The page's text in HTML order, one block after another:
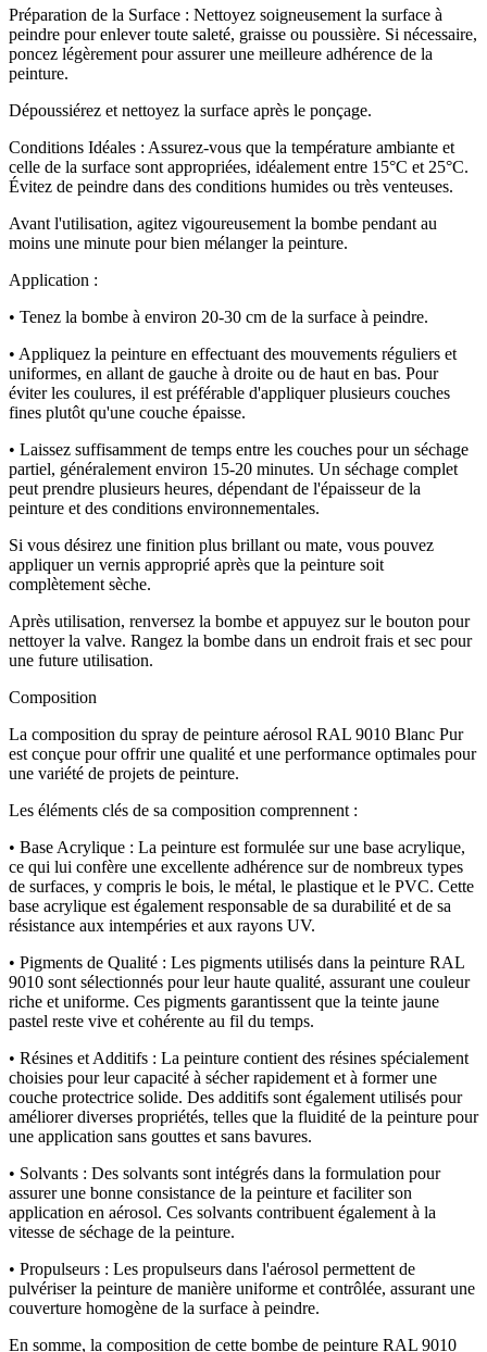
Préparation de la Surface : Nettoyez soigneusement la surface à
peindre pour enlever toute saleté, graisse ou poussière. Si nécessaire,
poncez légèrement pour assurer une meilleure adhérence de la
peinture.
Dépoussiérez et nettoyez la surface après le ponçage.
Conditions Idéales : Assurez-vous que la température ambiante et
celle de la surface sont appropriées, idéalement entre 15°C et 25°C.
Évitez de peindre dans des conditions humides ou très venteuses.
Avant l'utilisation, agitez vigoureusement la bombe pendant au
moins une minute pour bien mélanger la peinture.
Application :
• Tenez la bombe à environ 20-30 cm de la surface à peindre.
• Appliquez la peinture en effectuant des mouvements réguliers et
uniformes, en allant de gauche à droite ou de haut en bas. Pour
éviter les coulures, il est préférable d'appliquer plusieurs couches
fines plutôt qu'une couche épaisse.
• Laissez suffisamment de temps entre les couches pour un séchage
partiel, généralement environ 15-20 minutes. Un séchage complet
peut prendre plusieurs heures, dépendant de l'épaisseur de la
peinture et des conditions environnementales.
Si vous désirez une finition plus brillant ou mate, vous pouvez
appliquer un vernis approprié après que la peinture soit
complètement sèche.
Après utilisation, renversez la bombe et appuyez sur le bouton pour
nettoyer la valve. Rangez la bombe dans un endroit frais et sec pour
une future utilisation.
Composition
La composition du spray de peinture aérosol RAL 9010 Blanc Pur
est conçue pour offrir une qualité et une performance optimales pour
une variété de projets de peinture.
Les éléments clés de sa composition comprennent :
• Base Acrylique : La peinture est formulée sur une base acrylique,
ce qui lui confère une excellente adhérence sur de nombreux types
de surfaces, y compris le bois, le métal, le plastique et le PVC. Cette
base acrylique est également responsable de sa durabilité et de sa
résistance aux intempéries et aux rayons UV.
• Pigments de Qualité : Les pigments utilisés dans la peinture RAL
9010 sont sélectionnés pour leur haute qualité, assurant une couleur
riche et uniforme. Ces pigments garantissent que la teinte jaune
pastel reste vive et cohérente au fil du temps.
• Résines et Additifs : La peinture contient des résines spécialement
choisies pour leur capacité à sécher rapidement et à former une
couche protectrice solide. Des additifs sont également utilisés pour
améliorer diverses propriétés, telles que la fluidité de la peinture pour
une application sans gouttes et sans bavures.
• Solvants : Des solvants sont intégrés dans la formulation pour
assurer une bonne consistance de la peinture et faciliter son
application en aérosol. Ces solvants contribuent également à la
vitesse de séchage de la peinture.
• Propulseurs : Les propulseurs dans l'aérosol permettent de
pulvériser la peinture de manière uniforme et contrôlée, assurant une
couverture homogène de la surface à peindre.
En somme, la composition de cette bombe de peinture RAL 9010